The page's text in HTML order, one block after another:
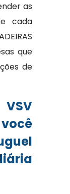
as
cada
que
de